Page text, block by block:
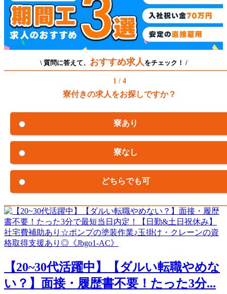
\ 質問に答えて、 おすすめ求人 をチェック！ /
1 / 4
寮付きの求人をお探しですか？
寮あり
寮なし
どちらでも可
【20~30代活躍中】【ダルい転職やめな
い？】面接・履歴書不要！たった3分...